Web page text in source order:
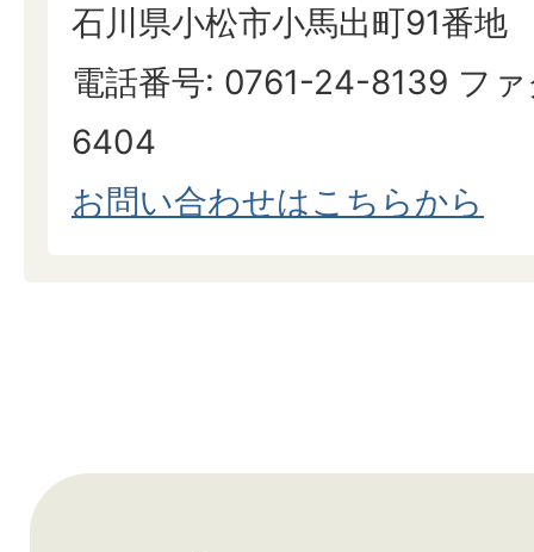
石川県小松市小馬出町91番地
電話番号: 0761-24-8139 フ
6404
お問い合わせはこちらから